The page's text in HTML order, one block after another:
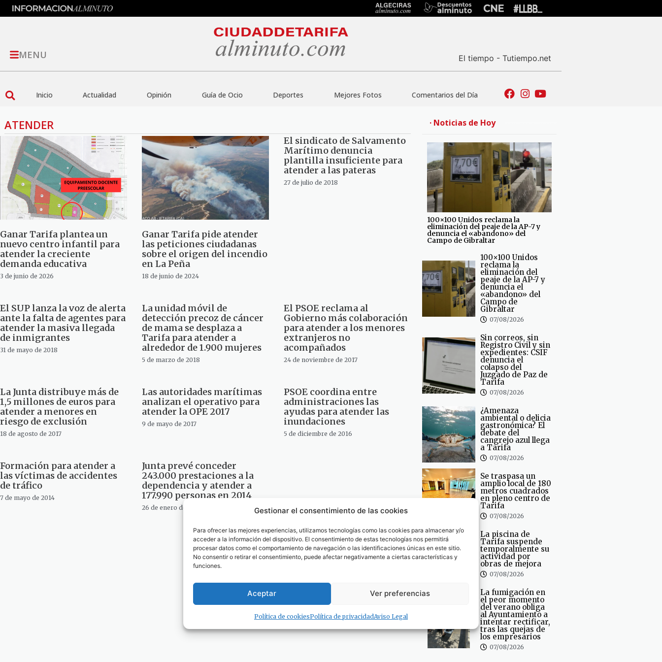
Gestionar el consentimiento de las cookies
Para ofrecer las mejores experiencias, utilizamos tecnologías como las cookies para almacenar y/o
acceder a la información del dispositivo. El consentimiento de estas tecnologías nos permitirá
procesar datos como el comportamiento de navegación o las identificaciones únicas en este sitio.
No consentir o retirar el consentimiento, puede afectar negativamente a ciertas características y
funciones.
Aceptar Ver preferencias
Política de cookiesPolítica de privacidadAviso Legal
MENU El tiempo - Tutiempo.net
Inicio Actualidad Opinión Guía de Ocio Deportes Mejores Fotos Comentarios del Día
ATENDER
Ganar Tarifa plantea un
nuevo centro infantil para
atender la creciente
demanda educativa
3 de junio de 2026
Ganar Tarifa pide atender
las peticiones ciudadanas
sobre el origen del incendio
en La Peña
18 de junio de 2024
El sindicato de Salvamento
Marítimo denuncia
plantilla insuficiente para
atender a las pateras
27 de julio de 2018
El SUP lanza la voz de alerta
ante la falta de agentes para
atender la masiva llegada
de inmigrantes
31 de mayo de 2018
La unidad móvil de
detección precoz de cáncer
de mama se desplaza a
Tarifa para atender a
alrededor de 1.900 mujeres
5 de marzo de 2018
El PSOE reclama al
Gobierno más colaboración
para atender a los menores
extranjeros no
acompañados
24 de noviembre de 2017
La Junta distribuye más de
1,5 millones de euros para
atender a menores en
riesgo de exclusión
18 de agosto de 2017
Las autoridades marítimas
analizan el operativo para
atender la OPE 2017
9 de mayo de 2017
PSOE coordina entre
administraciones las
ayudas para atender las
inundaciones
5 de diciembre de 2016
Formación para atender a
las víctimas de accidentes
de tráfico
7 de mayo de 2014
Junta prevé conceder
243.000 prestaciones a la
dependencia y atender a
177.990 personas en 2014
26 de enero de 2014
· Noticias de Hoy
100×100 Unidos reclama la
eliminación del peaje de la AP-7 y
denuncia el «abandono» del
Campo de Gibraltar
100×100 Unidos
reclama la
eliminación del
peaje de la AP-7 y
denuncia el
«abandono» del
Campo de
Gibraltar
07/08/2026
Sin correos, sin
Registro Civil y sin
expedientes: CSIF
denuncia el
colapso del
Juzgado de Paz de
Tarifa
07/08/2026
¿Amenaza
ambiental o delicia
gastronómica? El
debate del
cangrejo azul llega
a Tarifa
07/08/2026
Se traspasa un
amplio local de 180
metros cuadrados
en pleno centro de
Tarifa
07/08/2026
La piscina de
Tarifa suspende
temporalmente su
actividad por
obras de mejora
07/08/2026
La fumigación en
el peor momento
del verano obliga
al Ayuntamiento a
intentar rectificar,
tras las quejas de
los empresarios
07/08/2026